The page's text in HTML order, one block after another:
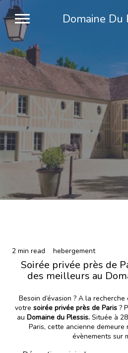
Domaine Du
2 min read hebergement
Soirée privée près de
des meilleurs au
Besoin d’évasion ? A la
votre soirée privée près de Paris ?
au Domaine du Plessis.Située à
Paris, cette ancienne demeure
évènements sur